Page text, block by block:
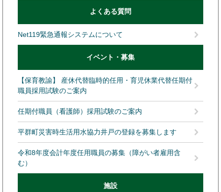
よくある質問
Net119緊急通報システムについて
イベント・募集
【保育教諭】 産休代替臨時的任用・育児休業代替任期付
職員採用試験のご案内
任期付職員（看護師）採用試験のご案内
平群町災害時生活用水協力井戸の登録を募集します
令和8年度会計年度任用職員の募集（障がい者雇用含
む）
施設